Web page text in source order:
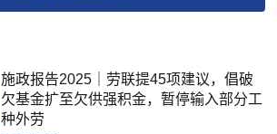
施政报告2025｜劳联提45项建议，倡破
欠基金扩至欠供强积金，暂停输入部分工
种外劳